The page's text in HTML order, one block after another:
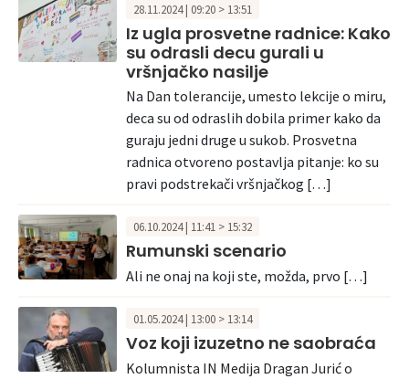
28.11.2024 | 09:20 > 13:51
Iz ugla prosvetne radnice: Kako
su odrasli decu gurali u
vršnjačko nasilje
Na Dan tolerancije, umesto lekcije o miru,
deca su od odraslih dobila primer kako da
guraju jedni druge u sukob. Prosvetna
radnica otvoreno postavlja pitanje: ko su
pravi podstrekači vršnjačkog […]
06.10.2024 | 11:41 > 15:32
Rumunski scenario
Ali ne onaj na koji ste, možda, prvo […]
01.05.2024 | 13:00 > 13:14
Voz koji izuzetno ne saobraća
Kolumnista IN Medija Dragan Jurić o